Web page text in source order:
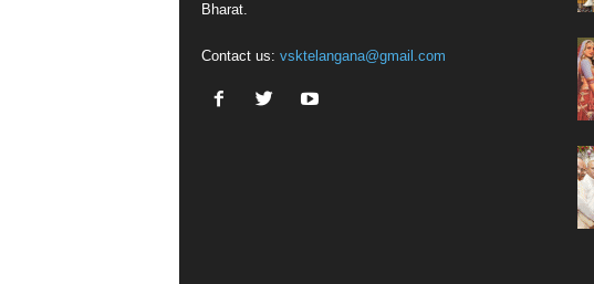
Bharat.
Contact us: vsktelangana@gmail.com